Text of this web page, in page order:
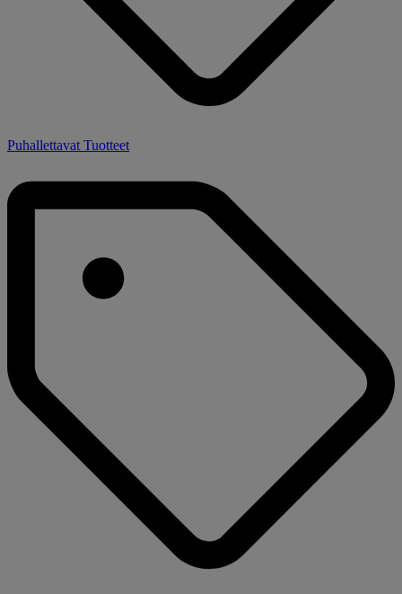
Puhallettavat Tuotteet